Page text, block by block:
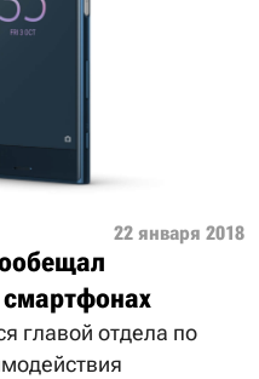
22 января 2018
главой отдела по